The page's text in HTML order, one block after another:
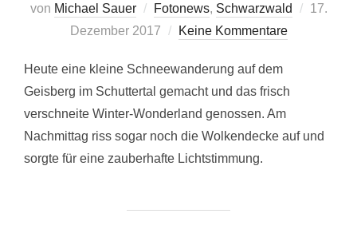
von Michael Sauer Fotonews, Schwarzwald
17.
Dezember 2017
Keine Kommentare
Heute eine kleine Schneewanderung auf dem
Geisberg im Schuttertal gemacht und das frisch
verschneite Winter-Wonderland genossen. Am
Nachmittag riss sogar noch die Wolkendecke auf und
sorgte für eine zauberhafte Lichtstimmung.